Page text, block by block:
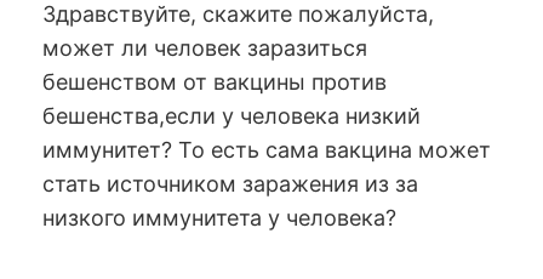
Здравствуйте, скажите пожалуйста,
может ли человек заразиться
бешенством от вакцины против
бешенства,если у человека низкий
иммунитет? То есть сама вакцина может
стать источником заражения из за
низкого иммунитета у человека?